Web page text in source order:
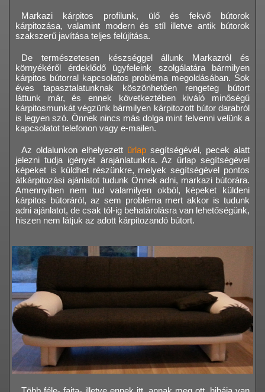
Markazi kárpitos profilunk, ülő és fekvő bútorok
kárpitozása, valamint modern és stíl illetve antik bútorok
szakszerű javítása teljes felújítása.
De természetesen készséggel állunk Markazról és
környékéről érdeklődő ügyfeleink szolgálatára bármilyen
kárpitos bútorral kapcsolatos probléma megoldásában. Sok
éves tapasztalatunknak köszönhetően rengeteg bútort
láttunk már, és ennek következtében kiváló minőségű
kárpitosmunkát végzünk bármilyen kárpitozott bútor darabról
is legyen szó. Önnek nincs más dolga mint felvenni velünk a
kapcsolatot telefonon vagy e-mailen.
Az oldalunkon elhelyezett űrlap segítségévél, pecek alatt
jelezni tudja igényét árajánlatunkra. Az űrlap segítségével
képeket is küldhet részünkre, melyek segítségével pontos
átkárpitozási ajánlatot tudunk Önnek adni, markazi bútorára.
Amennyiben nem tud valamilyen okból, képeket küldeni
kárpitos bútoráról, az sem probléma mert akkor is tudunk
adni ajánlatot, de csak tól-ig behatárolásra van lehetőségünk,
hiszen nem látjuk az adott kárpitozandó bútort.